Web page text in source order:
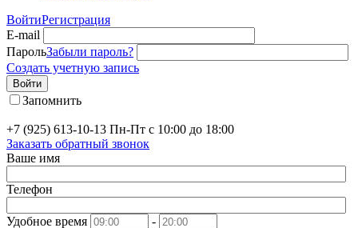
ВойтиРегистрация
E-mail
ПарольЗабыли пароль?
Создать учетную запись
Войти
Запомнить
+7 (925) 613-10-13 Пн-Пт с 10:00 до 18:00
Заказать обратный звонок
Ваше имя
Телефон
Удобное время
-